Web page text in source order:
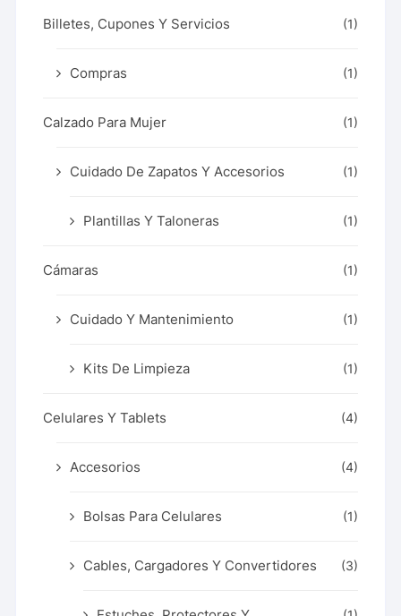
Billetes, Cupones Y Servicios (1)
Compras (1)
Calzado Para Mujer (1)
Cuidado De Zapatos Y Accesorios (1)
Plantillas Y Taloneras (1)
Cámaras (1)
Cuidado Y Mantenimiento (1)
Kits De Limpieza (1)
Celulares Y Tablets (4)
Accesorios (4)
Bolsas Para Celulares (1)
Cables, Cargadores Y Convertidores (3)